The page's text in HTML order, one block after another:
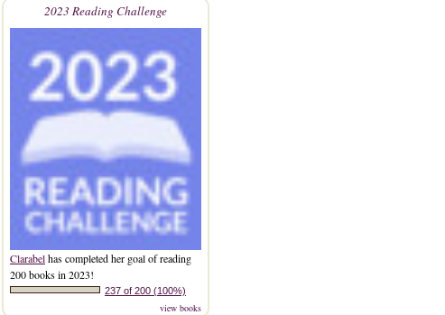
2023 Reading Challenge
Clarabelhas completed her goal of reading
200 books in 2023!
237 of 200 (100%)
view books